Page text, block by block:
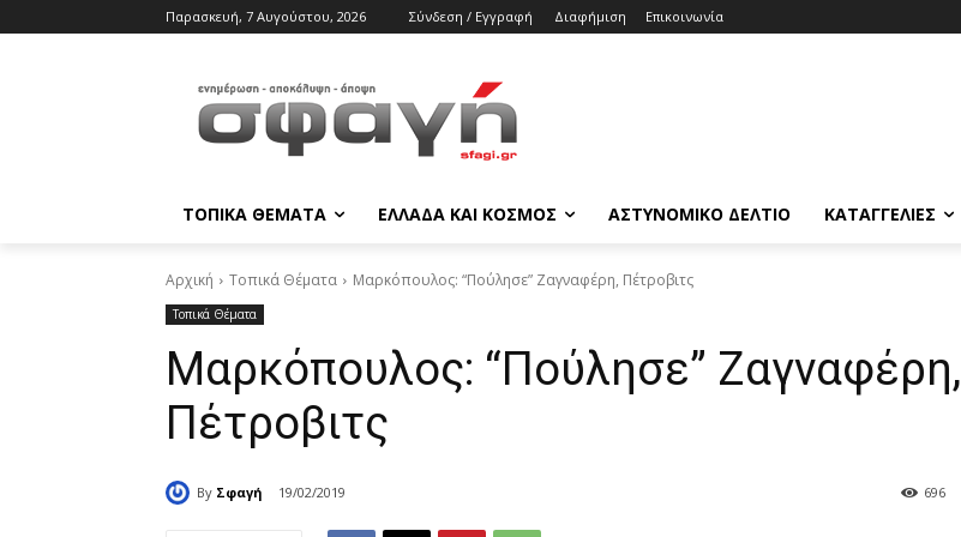
Παρασκευή, 7 Αυγούστου, 2026 Σύνδεση / Εγγραφή Διαφήμιση Επικοινωνία
ΤΟΠΙΚΑ ΘΕΜΑΤΑ ΕΛΛΑΔΑ ΚΑΙ ΚΟΣΜΟΣ ΑΣΤΥΝΟΜΙΚΟ ΔΕΛΤΙΟ ΚΑΤΑΓΓΕΛΙΕΣ
Αρχική Τοπικά Θέματα Μαρκόπουλος: “Πούλησε” Ζαγναφέρη, Πέτροβιτς
Τοπικά Θέματα
Μαρκόπουλος: “Πούλησε” Ζαγναφέρη,
Πέτροβιτς
By Σφαγή 19/02/2019 696